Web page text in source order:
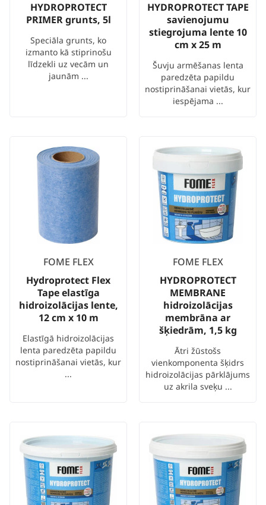
HYDROPROTECT
PRIMER grunts, 5l
Speciāla grunts, ko
izmanto kā stiprinošu
līdzekli uz vecām un
jaunām ...
HYDROPROTECT TAPE
savienojumu
stiegrojuma lente 10
cm x 25 m
Šuvju armēšanas lenta
paredzēta papildu
nostiprināšanai vietās, kur
iespējama ...
FOME FLEX
Hydroprotect Flex
Tape elastīga
hidroizolācijas lente,
12 cm x 10 m
Elastīgā hidroizolācijas
lenta paredzēta papildu
nostiprināšanai vietās, kur
...
FOME FLEX
HYDROPROTECT
MEMBRANE
hidroizolācijas
membrāna ar
šķiedrām, 1,5 kg
Ātri žūstošs
vienkomponenta šķidrs
hidroizolācijas pārklājums
uz akrila sveķu ...